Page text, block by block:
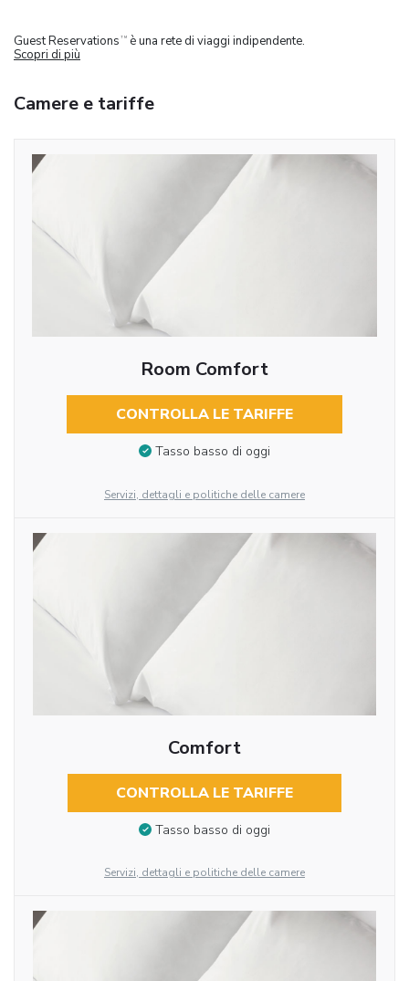
Guest Reservations TM
è una rete di viaggi indipendente.
Scopri di più
Camere e tariffe
Room Comfort
CONTROLLA LE TARIFFE
Tasso basso di oggi
Servizi, dettagli e politiche delle camere
Comfort
CONTROLLA LE TARIFFE
Tasso basso di oggi
Servizi, dettagli e politiche delle camere